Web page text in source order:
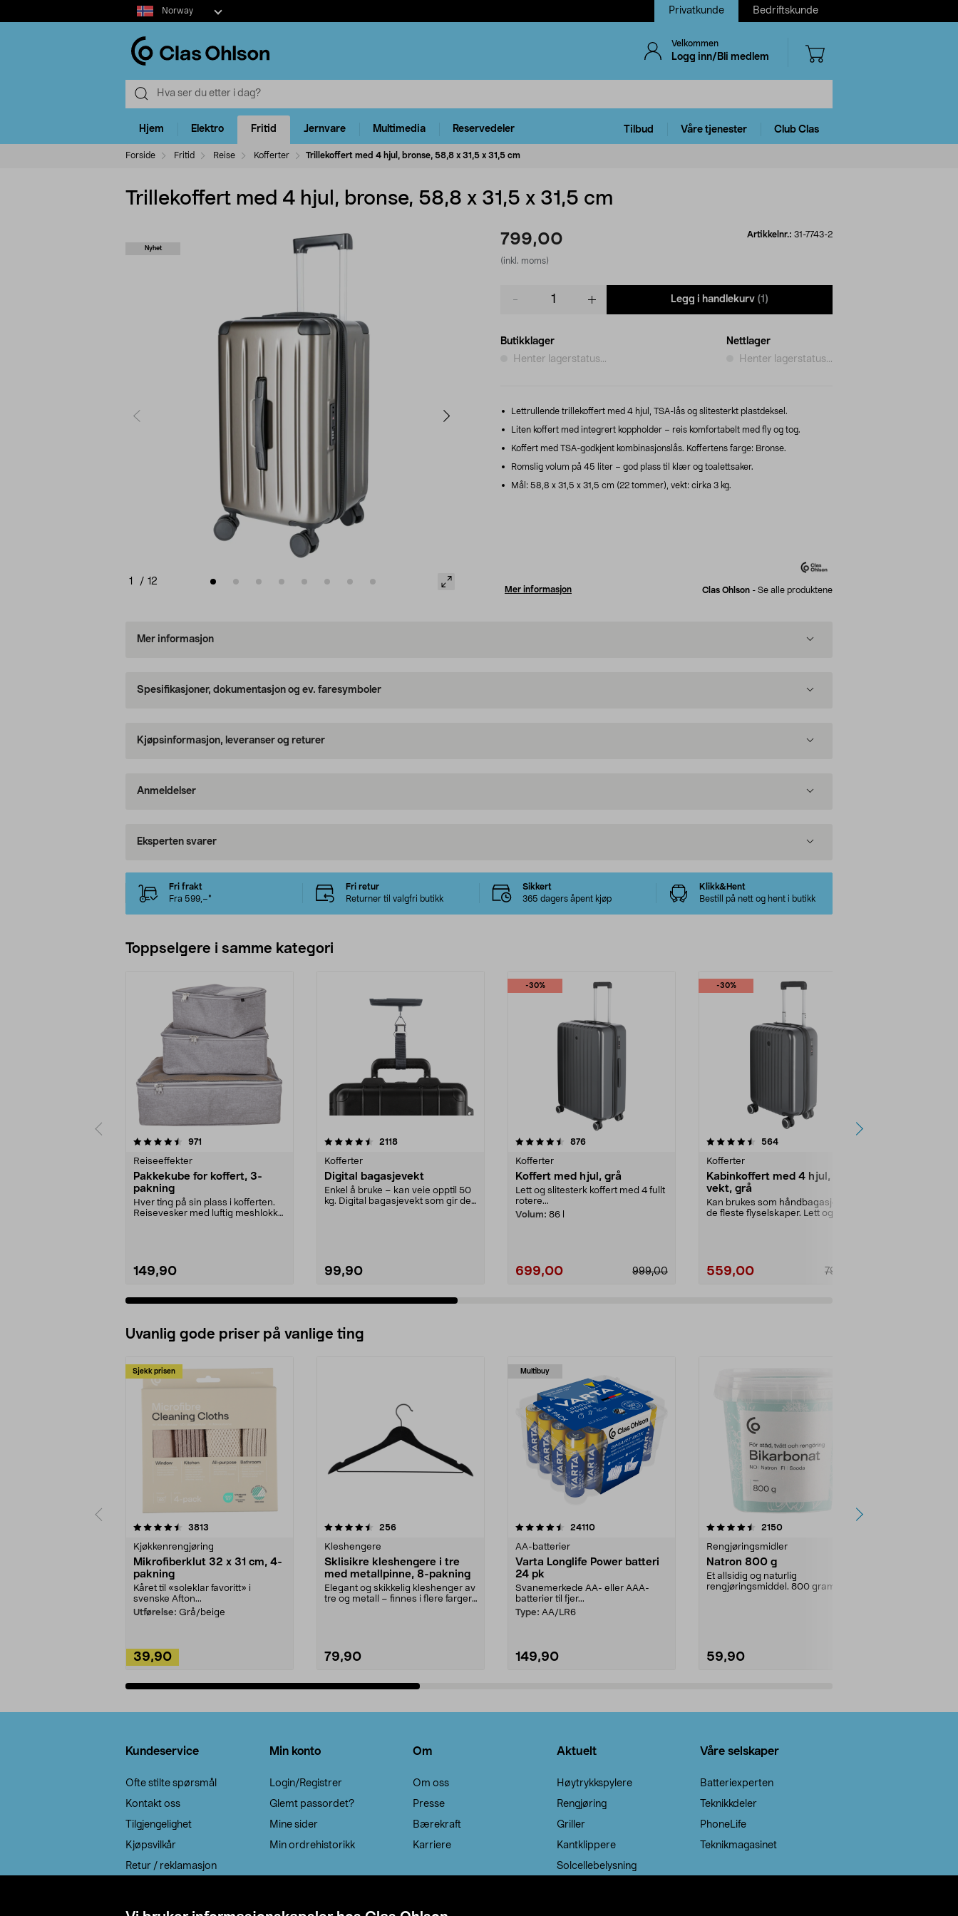
Select
market
Norway Privatkunde Bedriftskunde
Velkommen
Logg inn/Bli medlem
Hjem Elektro Fritid Jernvare Multimedia Reservedeler Tilbud Våre tjenester Club Clas
Forside Fritid Reise Kofferter Trillekoffert med 4 hjul, bronse, 58,8 x 31,5 x 31,5 cm
Trillekoffert med 4 hjul, bronse, 58,8 x 31,5 x 31,5 cm
Nyhet
1 / 12
799,00
(inkl. moms)
Artikkelnr.: 31-7743-2
Legg i handlekurv (1)
Butikklager
Henter lagerstatus...
Nettlager
Henter lagerstatus...
Lettrullende trillekoffert med 4 hjul, TSA-lås og slitesterkt plastdeksel.
Liten koffert med integrert koppholder – reis komfortabelt med fly og tog.
Koffert med TSA-godkjent kombinasjonslås. Koffertens farge: Bronse.
Romslig volum på 45 liter – god plass til klær og toalettsaker.
Mål: 58,8 x 31,5 x 31,5 cm (22 tommer), vekt: cirka 3 kg.
Mer informasjon Clas Ohlson - Se alle produktene
Mer informasjon
Spesifikasjoner, dokumentasjon og ev. faresymboler
Kjøpsinformasjon, leveranser og returer
Anmeldelser
Eksperten svarer
Fri frakt
Fra 599,–*
Fri retur
Returner til valgfri butikk
Sikkert
365 dagers åpent kjøp
Klikk&Hent
Bestill på nett og hent i butikk
Toppselgere i samme kategori
971
Reiseeffekter
Pakkekube for koffert, 3-
pakning
Hver ting på sin plass i kofferten.
Reisevesker med luftig meshlokk
149,90
4.5 av 5 stjerner 2118anmeldelser
Kofferter
Digital bagasjevekt
Enkel å bruke – kan veie opptil 50
kg. Digital bagasjevekt som gir deg
99,90
-30%
4.5 av 5 stjerner 876anmeldelser
Kofferter
Koffert med hjul, grå
Lett og slitesterk koffert med 4 fullt
rotere...
Volum: 86 l
699,00 999,00
-30%
4.5 av 5 stjerner 564anmeldelser
Kofferter
Kabinkoffert med 4 hjul, lav
vekt, grå
Kan brukes som håndbagasje hos
de fleste flyselskaper. Lett og hard
559,00 799,00
4.5 av 5 stjerner
Uvanlig gode priser på vanlige ting
Sjekk prisen
3813
Kjøkkenrengjøring
Mikrofiberklut 32 x 31 cm, 4-
pakning
Kåret til «soleklar favoritt» i
svenske Afton...
Utførelse: Grå/beige
39,90
4.5av 5 stjerner 256anmeldelser
Kleshengere
Sklisikre kleshengere i tre
med metallpinne, 8-pakning
Elegant og skikkelig kleshenger av
tre og metall – finnes i flere farger.
79,90
Multibuy
4.5av 5 stjerner 24110anmeldelser
AA-batterier
Varta Longlife Power batteri
24 pk
Svanemerkede AA- eller AAA-
batterier til fjer...
Type: AA/LR6
149,90
4.5av 5 stjerner 2150anmeldelser
Rengjøringsmidler
Natron 800 g
Et allsidig og naturlig
rengjøringsmiddel. 800 gram
59,90
4.0av 5 stjerner
Kundeservice
Ofte stilte spørsmål
Kontakt oss
Tilgjengelighet
Kjøpsvilkår
Retur / reklamasjon
Min konto
Login/Registrer
Glemt passordet?
Mine sider
Min ordrehistorikk
Om
Om oss
Presse
Bærekraft
Karriere
Aktuelt
Høytrykkspylere
Rengjøring
Griller
Kantklippere
Solcellebelysning
Våre selskaper
Batteriexperten
Teknikkdeler
PhoneLife
Teknikmagasinet